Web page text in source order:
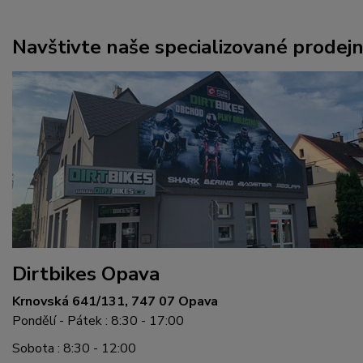
Navštivte naše specializované
Dirtbikes Opava
Krnovská 641/131, 747 07 Opava
Pondělí - Pátek : 8:30 - 17:00
Sobota : 8:30 - 12:00